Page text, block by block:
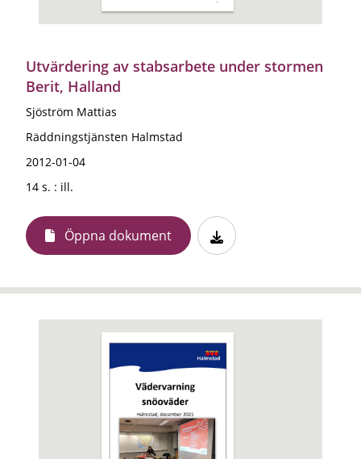
Utvärdering av stabsarbete under stormen
Berit, Halland
Sjöström Mattias
Räddningstjänsten Halmstad
2012-01-04
14 s. : ill.
Öppna dokument